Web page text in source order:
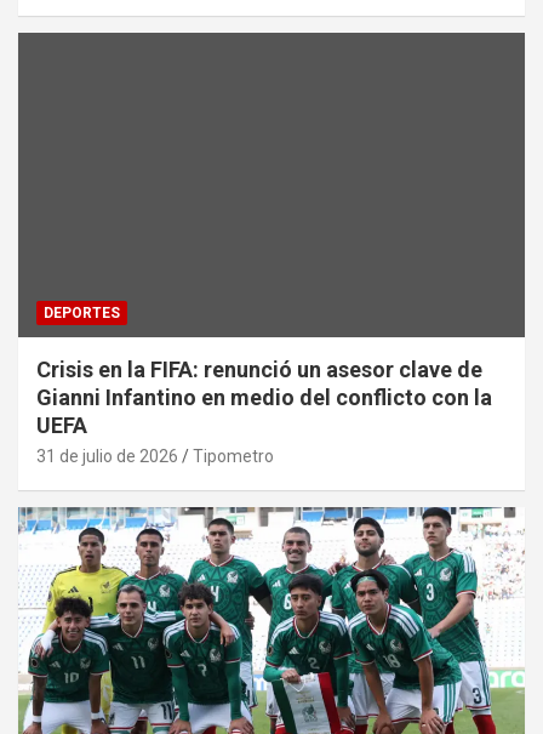
DEPORTES
Crisis en la FIFA: renunció un asesor clave de
Gianni Infantino en medio del conflicto con la
UEFA
31 de julio de 2026 Tipometro